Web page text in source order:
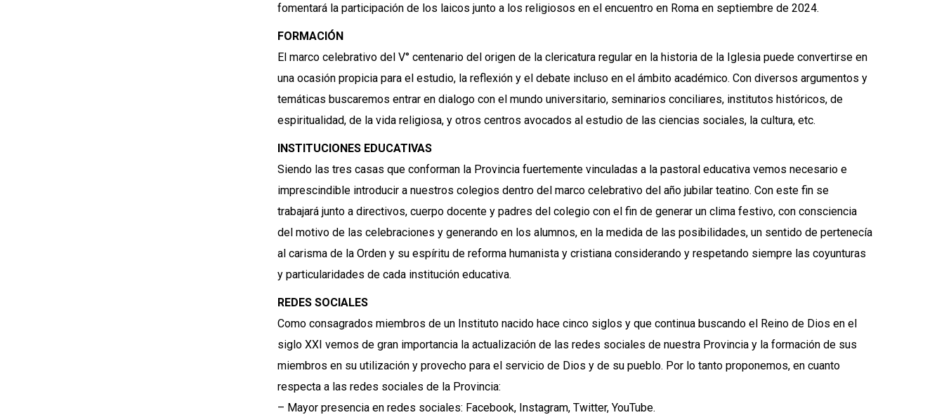
fomentará la participación de los laicos junto a los religiosos en el encuentro en Roma en septiembre de 2024.
FORMACIÓN
El marco celebrativo del V° centenario del origen de la clericatura regular en la historia de la Iglesia puede convertirse en
una ocasión propicia para el estudio, la reflexión y el debate incluso en el ámbito académico. Con diversos argumentos y
temáticas buscaremos entrar en dialogo con el mundo universitario, seminarios conciliares, institutos históricos, de
espiritualidad, de la vida religiosa, y otros centros avocados al estudio de las ciencias sociales, la cultura, etc.
INSTITUCIONES EDUCATIVAS
Siendo las tres casas que conforman la Provincia fuertemente vinculadas a la pastoral educativa vemos necesario e
imprescindible introducir a nuestros colegios dentro del marco celebrativo del año jubilar teatino. Con este fin se
trabajará junto a directivos, cuerpo docente y padres del colegio con el fin de generar un clima festivo, con consciencia
del motivo de las celebraciones y generando en los alumnos, en la medida de las posibilidades, un sentido de pertenecía
al carisma de la Orden y su espíritu de reforma humanista y cristiana considerando y respetando siempre las coyunturas
y particularidades de cada institución educativa.
REDES SOCIALES
Como consagrados miembros de un Instituto nacido hace cinco siglos y que continua buscando el Reino de Dios en el
siglo XXI vemos de gran importancia la actualización de las redes sociales de nuestra Provincia y la formación de sus
miembros en su utilización y provecho para el servicio de Dios y de su pueblo. Por lo tanto proponemos, en cuanto
respecta a las redes sociales de la Provincia:
– Mayor presencia en redes sociales: Facebook, Instagram, Twitter, YouTube.